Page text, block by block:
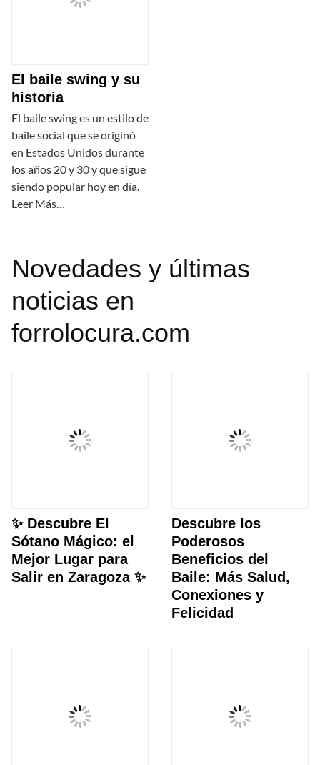
El baile swing y su
historia
El baile swing es un estilo de
baile social que se originó
en Estados Unidos durante
los años 20 y 30 y que sigue
siendo popular hoy en día.
Leer Más…
Novedades y últimas
noticias en
forrolocura.com
✨ Descubre El
Sótano Mágico: el
Mejor Lugar para
Salir en Zaragoza ✨
Descubre los
Poderosos
Beneficios del
Baile: Más Salud,
Conexiones y
Felicidad